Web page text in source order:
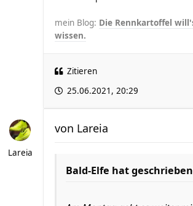
mein Blog: Die Rennkartoffel
wissen.
Zitieren
25.06.2021, 20:29
Lareia
von Lareia
Bald-Elfe hat